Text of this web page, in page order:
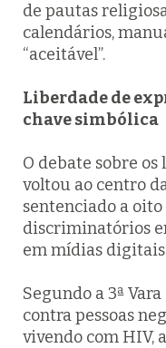
de pautas
calendários,
“aceitável”.
Liberdade de
chave simbólica
O debate sobre
voltou ao centro
sentenciado a
discriminatórios
em mídias
Segundo a 3ª
contra pessoas
vivendo com HIV,